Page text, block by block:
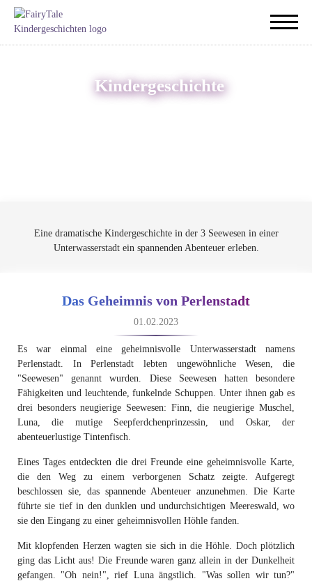
Kindergeschichte
Eine dramatische Kindergeschichte in der 3 Seewesen in einer
Unterwasserstadt ein spannenden Abenteuer erleben.
Das Geheimnis von Perlenstadt
01.02.2023
Es war einmal eine geheimnisvolle Unterwasserstadt namens
Perlenstadt. In Perlenstadt lebten ungewöhnliche Wesen, die
"Seewesen" genannt wurden. Diese Seewesen hatten besondere
Fähigkeiten und leuchtende, funkelnde Schuppen. Unter ihnen gab es
drei besonders neugierige Seewesen: Finn, die neugierige Muschel,
Luna, die mutige Seepferdchenprinzessin, und Oskar, der
abenteuerlustige Tintenfisch.
Eines Tages entdeckten die drei Freunde eine geheimnisvolle Karte,
die den Weg zu einem verborgenen Schatz zeigte. Aufgeregt
beschlossen sie, das spannende Abenteuer anzunehmen. Die Karte
führte sie tief in den dunklen und undurchsichtigen Meereswald, wo
sie den Eingang zu einer geheimnisvollen Höhle fanden.
Mit klopfenden Herzen wagten sie sich in die Höhle. Doch plötzlich
ging das Licht aus! Die Freunde waren ganz allein in der Dunkelheit
gefangen. "Oh nein!", rief Luna ängstlich. "Was sollen wir tun?"